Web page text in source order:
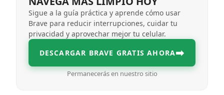
Sigue a la guía práctica y aprende cómo usar
Brave para reducir interrupciones, cuidar tu
privacidad y aprovechar mejor tu celular.
DESCARGAR BRAVE GRATIS AHORA➡
Permanecerás en nuestro sitio